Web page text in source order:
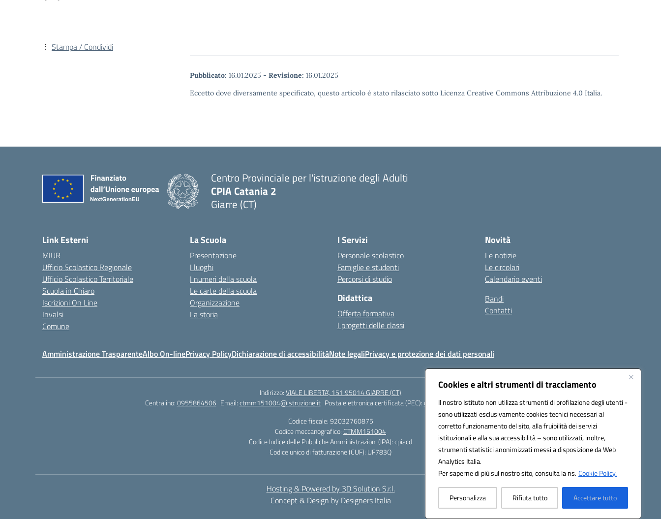
Cookies e altri strumenti di tracciamento
Il nostro Istituto non utilizza strumenti di profilazione degli utenti -
sono utilizzati esclusivamente cookies tecnici necessari al
corretto funzionamento del sito, alla fruibilità dei servizi
istituzionali e alla sua accessibilità – sono utilizzati, inoltre,
strumenti statistici anonimizzati messi a disposizione da Web
Analytics Italia.
Per saperne di più sul nostro sito, consulta la ns.Cookie Policy.
Personalizza Rifiuta tutto Accettare tutto
Pubblicato: 16.01.2025 - Revisione: 16.01.2025
Eccetto dove diversamente specificato, questo articolo è stato rilasciato sotto Licenza Creative Commons Attribuzione 4.0 Italia.
Stampa / Condividi
Centro Provinciale per l'istruzione degli Adulti
CPIA Catania 2
Giarre (CT)
Link Esterni
MIUR
Ufficio Scolastico Regionale
Ufficio Scolastico Territoriale
Scuola in Chiaro
Iscrizioni On Line
Invalsi
Comune
La Scuola
Presentazione
I luoghi
I numeri della scuola
Le carte della scuola
Organizzazione
La storia
I Servizi
Personale scolastico
Famiglie e studenti
Percorsi di studio
Didattica
Offerta formativa
I progetti delle classi
Novità
Le notizie
Le circolari
Calendario eventi
Bandi
Contatti
Amministrazione TrasparenteAlbo On-linePrivacy PolicyDichiarazione di accessibilitàNote legaliPrivacy e protezione dei dati personali
Indirizzo:VIALE LIBERTA’, 151 95014 GIARRE (CT)
Centralino:0955864506 Email:ctmm151004@istruzione.it Posta elettronica certificata (PEC):ctmm151004@pec.istruzione.it
Codice fiscale: 92032760875
Codice meccanografico: CTMM151004
Codice Indice delle Pubbliche Amministrazioni (IPA): cpiacd
Codice unico di fatturazione (CUF): UF783Q
Hosting & Powered by 3D Solution S.r.l.
Concept & Design by Designers Italia